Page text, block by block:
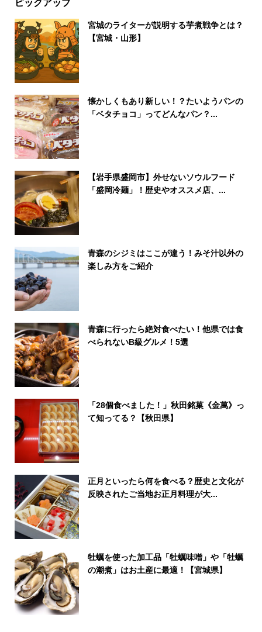
ピックアップ
宮城のライターが説明する芋煮戦争とは？
【宮城・山形】
懐かしくもあり新しい！？たいようパンの
「ベタチョコ」ってどんなパン？...
【岩手県盛岡市】外せないソウルフード
「盛岡冷麺」！歴史やオススメ店、...
青森のシジミはここが違う！みそ汁以外の
楽しみ方をご紹介
青森に行ったら絶対食べたい！他県では食
べられないB級グルメ！5選
「28個食べました！」秋田銘菓《金萬》っ
て知ってる？【秋田県】
正月といったら何を食べる？歴史と文化が
反映されたご当地お正月料理が大...
牡蠣を使った加工品「牡蠣味噌」や「牡蠣
の潮煮」はお土産に最適！【宮城県】